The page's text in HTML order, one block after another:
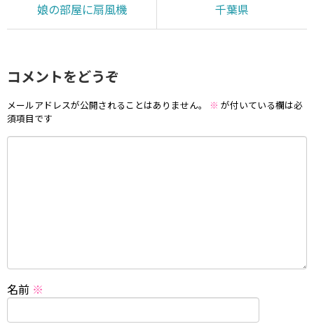
娘の部屋に扇風機 千葉県
コメントをどうぞ
メールアドレスが公開されることはありません。 ※ が付いている欄は必
須項目です
名前 ※